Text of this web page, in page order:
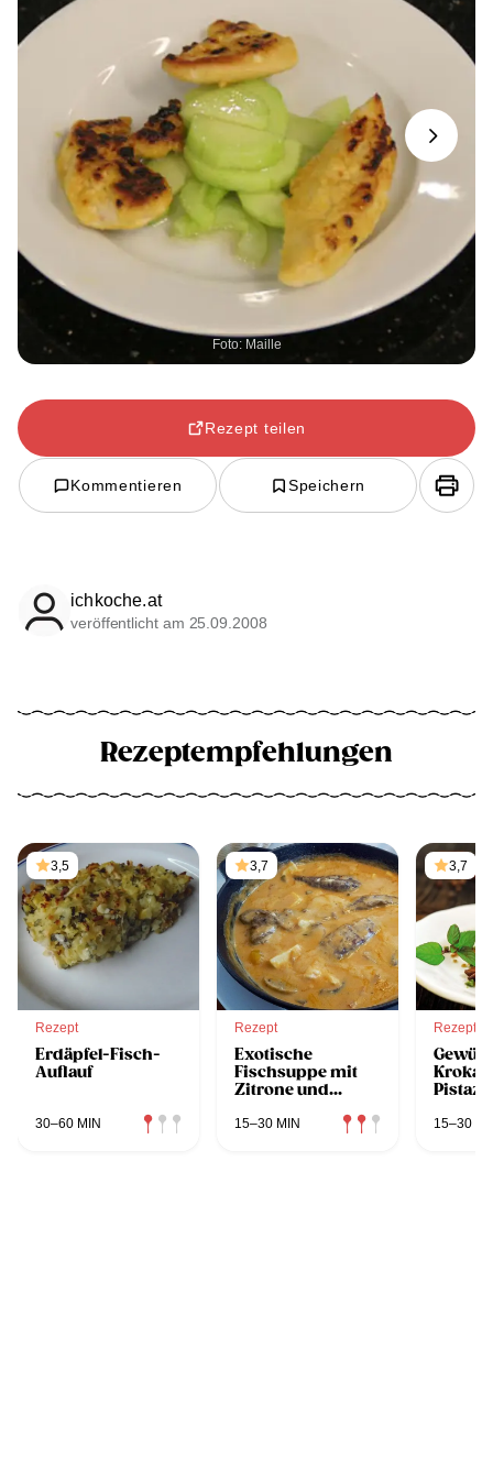
Foto: Maille
Next
Rezept teilen
Kommentieren Speichern
ichkoche.at
veröffentlicht am 25.09.2008
Rezeptempfehlungen
3,5
Rezept
Erdäpfel-Fisch-
Auflauf
30–60 MIN
3,7
Rezept
Exotische
Fischsuppe mit
Zitrone und
15–30 MIN
3,7
Rezept
15–30